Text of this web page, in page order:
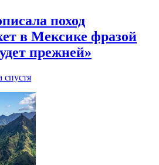
поход
в Мексике фразой
прежней»
спустя